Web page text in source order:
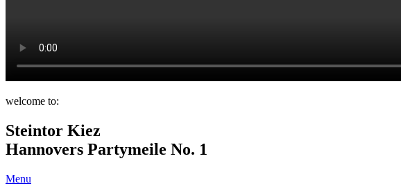
welcome to:
Steintor Kiez
Hannovers Partymeile No. 1
Menu